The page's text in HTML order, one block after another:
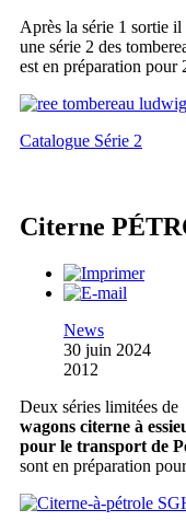
Après la série 1 sortie il
une série 2 des
est en préparation pour
Catalogue Série 2
Citerne
News
30 juin 2024
2012
Deux séries limitées de
wagons citerne à
pour le transport de
sont en préparation